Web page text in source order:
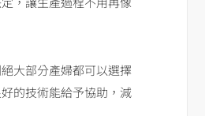
大部分產婦都可以選擇
的技術能給予協助，減